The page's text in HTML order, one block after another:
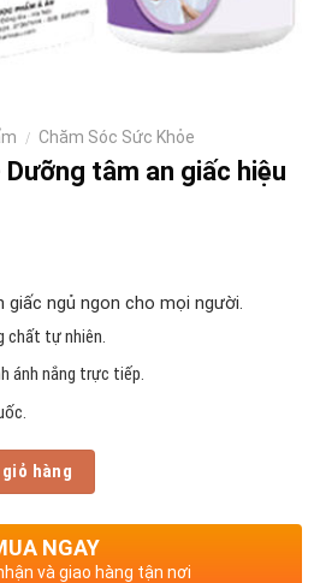
/ Chăm Sóc Sức Khỏe
Dưỡng tâm an giấc hiệu
giấc ngủ ngon cho mọi người.
chất tự nhiên.
ánh nắng trực tiếp.
hàng
NGAY
và giao hàng tận nơi